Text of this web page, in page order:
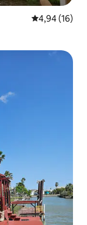
Gemiddelde
4,94 (16)